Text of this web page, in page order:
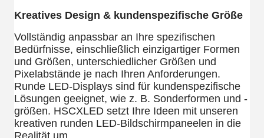
Kreatives Design & kundenspezifische Größe
Vollständig anpassbar an Ihre spezifischen
Bedürfnisse, einschließlich einzigartiger Formen
und Größen, unterschiedlicher Größen und
Pixelabstände je nach Ihren Anforderungen.
Runde LED-Displays sind für kundenspezifische
Lösungen geeignet, wie z. B. Sonderformen und -
größen. HSCXLED setzt Ihre Ideen mit unseren
kreativen runden LED-Bildschirmpaneelen in die
Realität um.